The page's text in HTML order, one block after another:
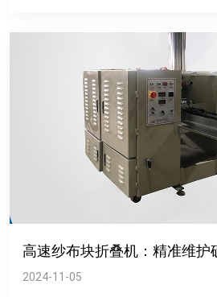
高速纱布块折叠机：精准维护
2024-11-05